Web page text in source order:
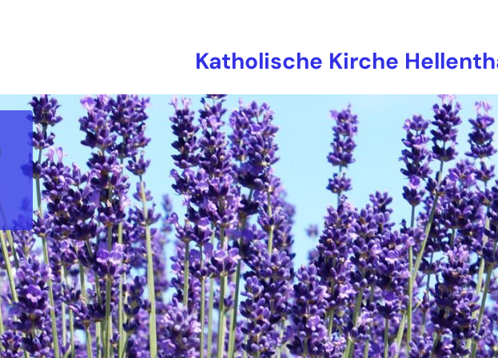
Katholische Kirche